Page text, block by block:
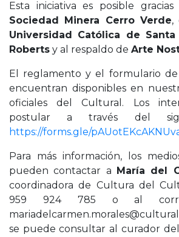
Esta iniciativa es posible
Sociedad Minera Cerro Verde,
Universidad Católica de Santa
Roberts y al respaldo de Arte
El reglamento y el formulario de
encuentran disponibles en
oficiales del Cultural. Los
postular a través del
https://forms.gle/
Para más información, los
pueden contactar a María del
coordinadora de Cultura del
959 924 785 o al
se puede consultar al curador